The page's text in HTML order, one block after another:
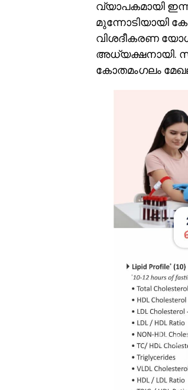
വ്യാപകമായി
മുന്നോടിയായി
വിശദീകരണ
അധ്യക്ഷനായി.
കോതമംഗലം